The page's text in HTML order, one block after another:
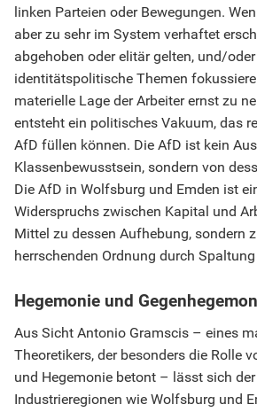
linken Parteien oder Bewegungen.
aber zu sehr im System verhaftet
abgehoben oder elitär gelten, und/
identitätspolitische Themen
materielle Lage der Arbeiter ernst zu
entsteht ein politisches Vakuum, das
AfD füllen können. Die AfD ist kein
Klassenbewusstsein, sondern von
Die AfD in Wolfsburg und Emden ist
Widerspruchs zwischen Kapital und
Mittel zu dessen Aufhebung, sondern
herrschenden Ordnung durch
Hegemonie und
Aus Sicht Antonio Gramscis – eines
Theoretikers, der besonders die Rolle
und Hegemonie betont – lässt sich
Industrieregionen wie Wolfsburg und